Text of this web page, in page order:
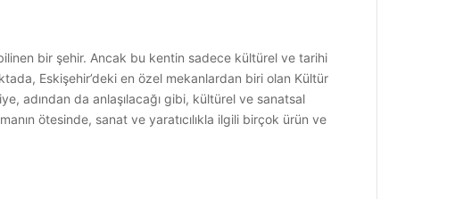
bilinen bir şehir. Ancak bu kentin sadece kültürel ve tarihi
Eskişehir’deki en özel mekanlardan biri olan Kültür
adından da anlaşılacağı gibi, kültürel ve sanatsal
ötesinde, sanat ve yaratıcılıkla ilgili birçok ürün ve